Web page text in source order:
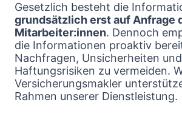
Gesetzlich besteht die
grundsätzlich erst auf Anfrage
Mitarbeiter:innen. Dennoch
die Informationen proaktiv
Nachfragen, Unsicherheiten
Haftungsrisiken zu vermeiden.
Versicherungsmakler
Rahmen unserer Dienstleistung.